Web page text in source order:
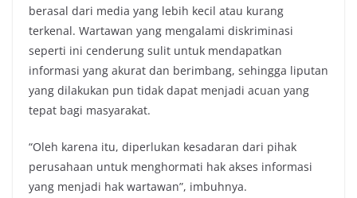
berasal dari media yang lebih kecil atau kurang
terkenal. Wartawan yang mengalami diskriminasi
seperti ini cenderung sulit untuk mendapatkan
informasi yang akurat dan berimbang, sehingga liputan
yang dilakukan pun tidak dapat menjadi acuan yang
tepat bagi masyarakat.
“Oleh karena itu, diperlukan kesadaran dari pihak
perusahaan untuk menghormati hak akses informasi
yang menjadi hak wartawan”, imbuhnya.